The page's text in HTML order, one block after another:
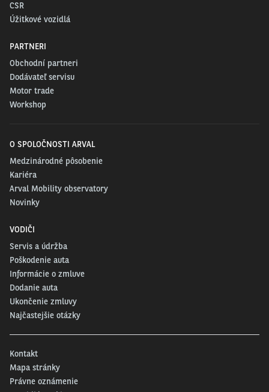
CSR
Úžitkové vozidlá
PARTNERI
Obchodní partneri
Dodávateľ servisu
Motor trade
Workshop
O SPOLOČNOSTI ARVAL
Medzinárodné pôsobenie
Kariéra
Arval Mobility observatory
Novinky
VODIČI
Servis a údržba
Poškodenie auta
Informácie o zmluve
Dodanie auta
Ukončenie zmluvy
Najčastejšie otázky
Kontakt
Mapa stránky
Právne oznámenie